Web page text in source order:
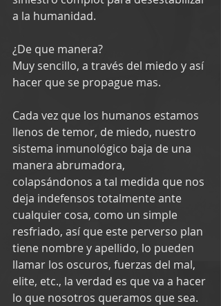
a la humanidad.
¿De que manera?
Muy sencillo, a través del miedo y así
hacer que se propague mas.
Cada vez que los humanos estamos
llenos de temor, de miedo, nuestro
sistema inmunológico baja de una
manera abrumadora,
colapsándonos a tal medida que nos
deja indefensos totalmente ante
cualquier cosa, como un simple
resfriado, así que este perverso plan
tiene nombre y apellido, lo pueden
llamar los oscuros, fuerzas del mal,
elite, etc., la verdad es que va a hacer
lo que nosotros queramos que sea.